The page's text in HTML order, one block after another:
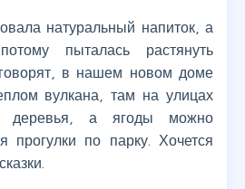
натуральный напиток, а
пыталась растянуть
в нашем новом доме
вулкана, там на улицах
деревья, а ягоды можно
прогулки по парку. Хочется